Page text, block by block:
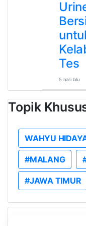
Tes
5 hari lalu
Topik
WAHYU
#MALANG
#JAWA TIMUR